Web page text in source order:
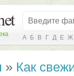
А Б В Г Д Е Ж
» Как